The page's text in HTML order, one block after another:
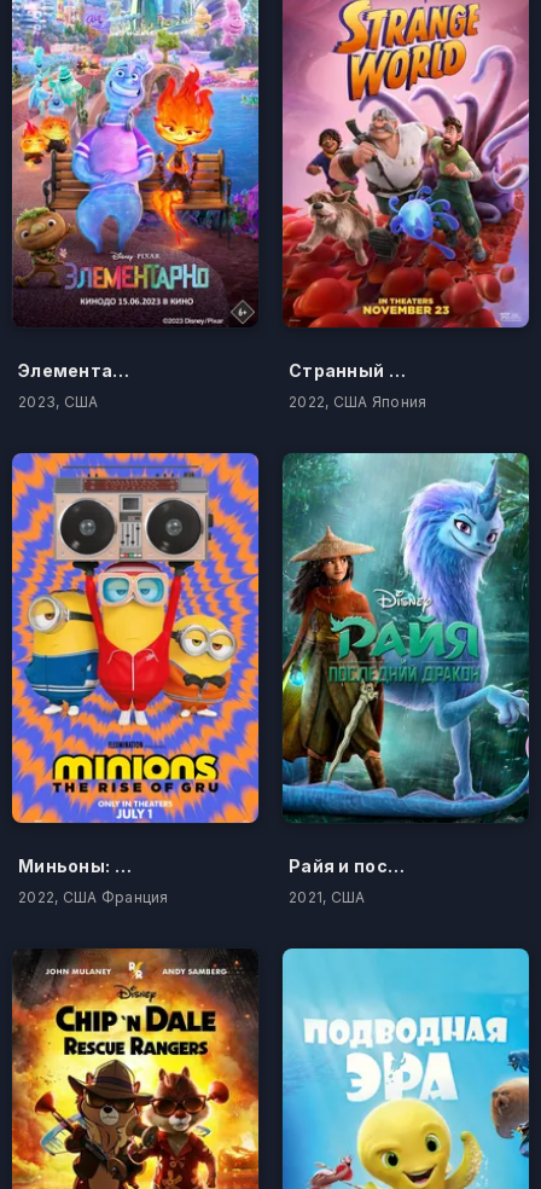
Элементарно
2023, США
Странный мир
2022, США Япония
Миньоны: Грювитация
2022, США Франция
Райя и последний дракон
2021, США